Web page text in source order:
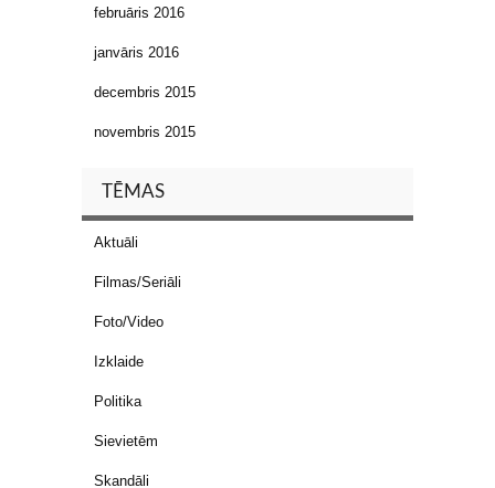
februāris 2016
janvāris 2016
decembris 2015
novembris 2015
TĒMAS
Aktuāli
Filmas/Seriāli
Foto/Video
Izklaide
Politika
Sievietēm
Skandāli